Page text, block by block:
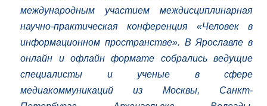
международным участием междисциплинарная
научно-практическая конференция «Человек в
информационном пространстве». В Ярославле в
онлайн и офлайн формате собрались ведущие
специалисты и ученые в сфере
медиакоммуникаций из Москвы, Санкт-